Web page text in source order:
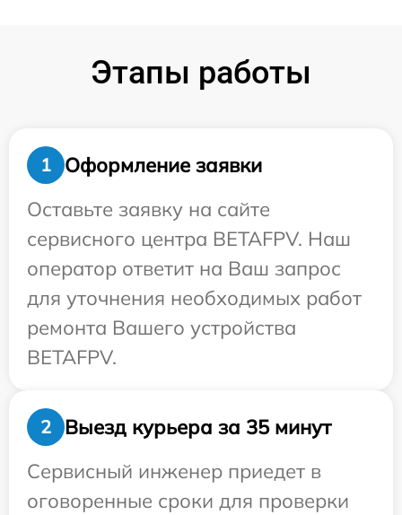
Этапы работы
1
Оформление заявки
Оставьте заявку на сайте
сервисного центра BETAFPV. Наш
оператор ответит на Ваш запрос
для уточнения необходимых работ
ремонта Вашего устройства
BETAFPV.
2
Выезд курьера за 35 минут
Сервисный инженер приедет в
оговоренные сроки для проверки